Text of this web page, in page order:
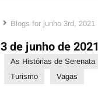
Blogs for junho 3rd, 2021
3 de junho de 2021
As Histórias de Serenata
Turismo
Vagas